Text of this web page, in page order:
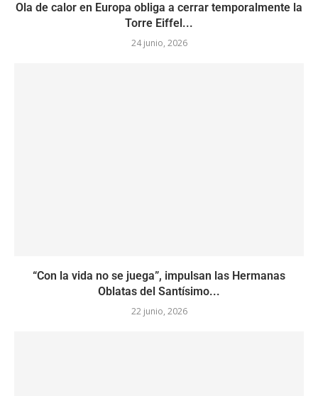
Ola de calor en Europa obliga a cerrar temporalmente la
Torre Eiffel...
24 junio, 2026
“Con la vida no se juega”, impulsan las Hermanas
Oblatas del Santísimo...
22 junio, 2026